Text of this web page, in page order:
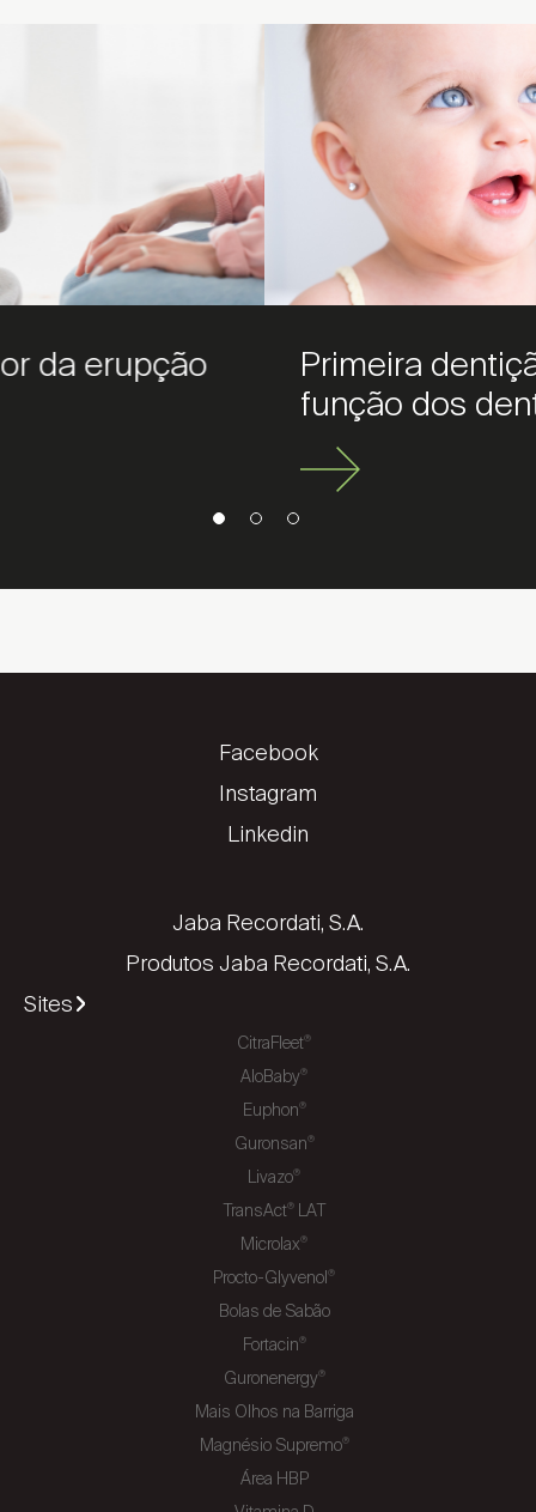
Encontrar local de venda
Escolher Distrito ...
Primeira dentição: qual é a
função dos dentes de leite?
Facebook
Instagram
Linkedin
Jaba Recordati, S.A.
Produtos Jaba Recordati, S.A.
Sites
CitraFleet®
AloBaby®
Euphon®
Guronsan®
Livazo®
TransAct®LAT
Microlax®
Procto-Glyvenol®
Bolas de Sabão
Fortacin®
Guronenergy®
Mais Olhos na Barriga
Magnésio Supremo®
Área HBP